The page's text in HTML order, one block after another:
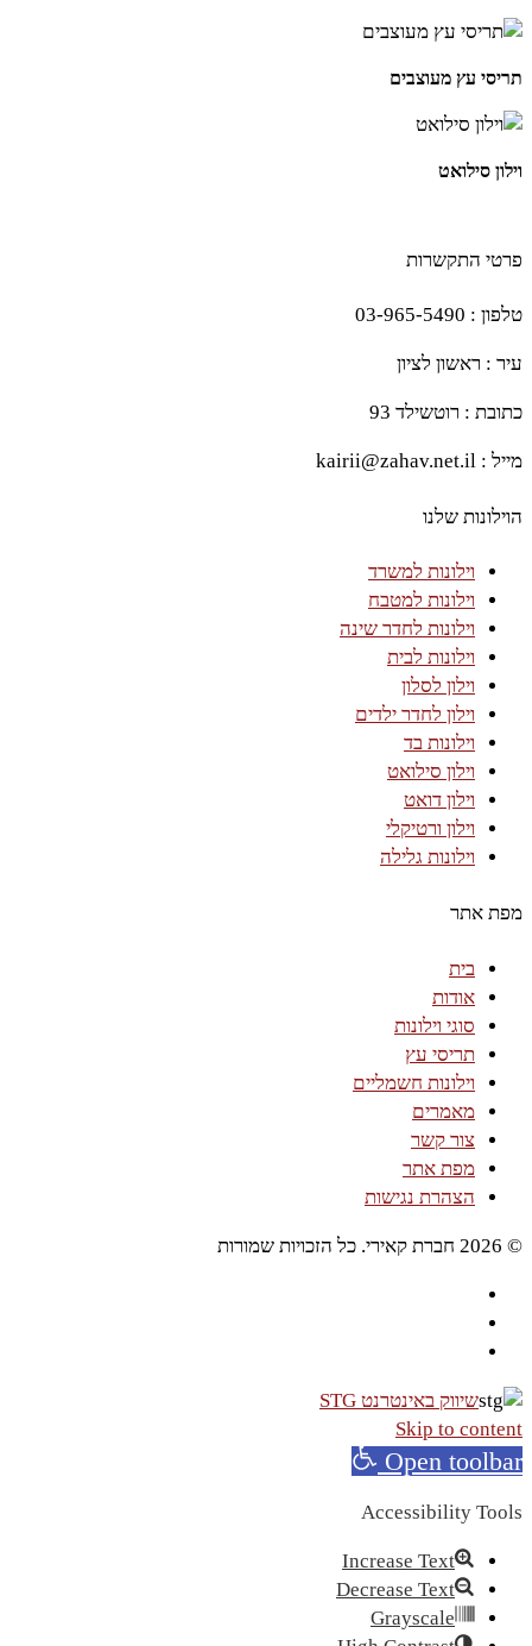
תריסי עץ מעוצבים
וילון סילואט
פרטי התקשרות
טלפון : 03-965-5490
עיר : ראשון לציון
כתובת : רוטשילד 93
מייל : kairii@zahav.net.il
הוילונות שלנו
וילונות למשרד
וילונות למטבח
וילונות לחדר שינה
וילונות לבית
וילון לסלון
וילון לחדר ילדים
וילונות בד
וילון סילואט
וילון דואט
וילון ורטיקלי
וילונות גלילה
מפת אתר
בית
אודות
סוגי וילונות
תריסי עץ
וילונות חשמליים
מאמרים
צור קשר
מפת אתר
הצהרת נגישות
© 2026 חברת קאירי. כל הזכויות שמורות
שיווק באינטרנט STG
Skip to content
Open toolbar
Accessibility Tools
Increase Text
Decrease Text
Grayscale